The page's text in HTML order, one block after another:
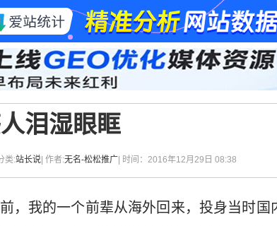
泪湿眼眶
类:站长说 | 作者:无名-松松推广 | 时间：2016年12月29日 08:38
，我的一个前辈从海外回来，投身当时国